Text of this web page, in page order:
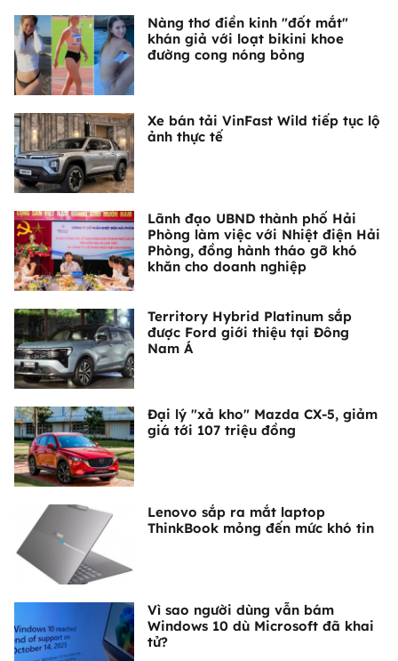
Nàng thơ điền kinh "đốt mắt"
khán giả với loạt bikini khoe
đường cong nóng bỏng
Xe bán tải VinFast Wild tiếp tục lộ
ảnh thực tế
Lãnh đạo UBND thành phố Hải
Phòng làm việc với Nhiệt điện Hải
Phòng, đồng hành tháo gỡ khó
khăn cho doanh nghiệp
Territory Hybrid Platinum sắp
được Ford giới thiệu tại Đông
Nam Á
Đại lý "xả kho" Mazda CX-5, giảm
giá tới 107 triệu đồng
Lenovo sắp ra mắt laptop
ThinkBook mỏng đến mức khó tin
Vì sao người dùng vẫn bám
Windows 10 dù Microsoft đã khai
tử?